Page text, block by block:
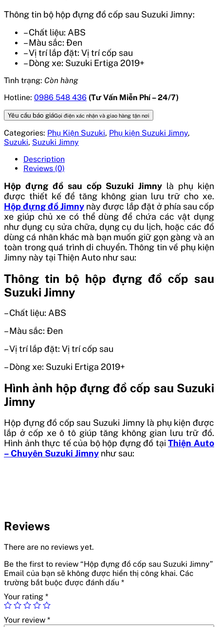
Thông tin bộ hộp đựng đồ cốp sau Suzuki Jimny:
– Chất liệu: ABS
– Màu sắc: Đen
– Vị trí lắp đặt: Vị trí cốp sau
– Dòng xe: Suzuki Ertiga 2019+
Tình trạng: Còn hàng
Hotline: 0986 548 436 (Tư Vấn Miễn Phí – 24/7)
Yêu cầu báo giáGọi điện xác nhận và giao hàng tận nơi
Categories: Phụ Kiện Suzuki, Phụ kiện Suzuki Jimny,
Suzuki, Suzuki Jimny
Description
Reviews (0)
Hộp đựng đồ sau cốp Suzuki Jimny là phụ kiện
được thiết kế để tăng không gian lưu trữ cho xe.
Hộp đựng đồ Jimny này được lắp đặt ở phía sau cốp
xe giúp chủ xe có thể dùng để chứa các vật dụng
như dụng cụ sửa chữa, dụng cụ du lịch, hoặc các đồ
dùng cá nhân khác mà bạn muốn giữ gọn gàng và an
toàn trong quá trình di chuyển. Thông tin về phụ kiện
Jimny này tại Thiện Auto như sau:
Thông tin bộ hộp đựng đồ cốp sau
Suzuki Jimny
– Chất liệu: ABS
– Màu sắc: Đen
– Vị trí lắp đặt: Vị trí cốp sau
– Dòng xe: Suzuki Ertiga 2019+
Hình ảnh hộp đựng đồ cốp sau Suzuki
Jimny
Hộp đựng đồ cốp sau Suzuki Jimny là phụ kiện được
lắp ở cốp xe ô tô giúp tăng không gian lưu trữ đồ.
Hình ảnh thực tế của bộ hộp đựng đồ tạiThiện Auto
– Chuyên Suzuki Jimny như sau:
Reviews
There are no reviews yet.
Be the first to review “Hộp đựng đồ cốp sau Suzuki Jimny”
Email của bạn sẽ không được hiển thị công khai. Các
trường bắt buộc được đánh dấu *
Your rating *
Your review *